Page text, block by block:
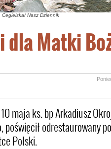
Nasz Dziennik
dla Matki
maja ks. bp Arkadiusz
poświęcił odrestaurowany
Polski.